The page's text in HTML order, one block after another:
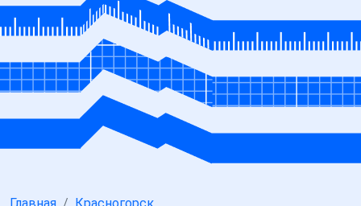
Главная
Красногорск